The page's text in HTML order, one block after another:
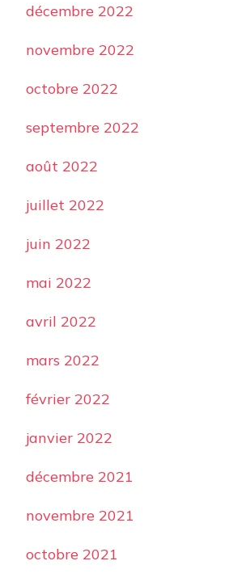
décembre 2022
novembre 2022
octobre 2022
septembre 2022
août 2022
juillet 2022
juin 2022
mai 2022
avril 2022
mars 2022
février 2022
janvier 2022
décembre 2021
novembre 2021
octobre 2021